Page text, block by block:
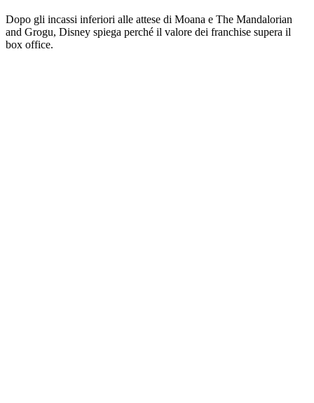
Dopo gli incassi inferiori alle attese di Moana e The Mandalorian
and Grogu, Disney spiega perché il valore dei franchise supera il
box office.